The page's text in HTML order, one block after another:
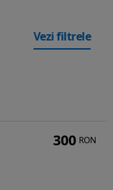
Vezi filtrele
300 RON